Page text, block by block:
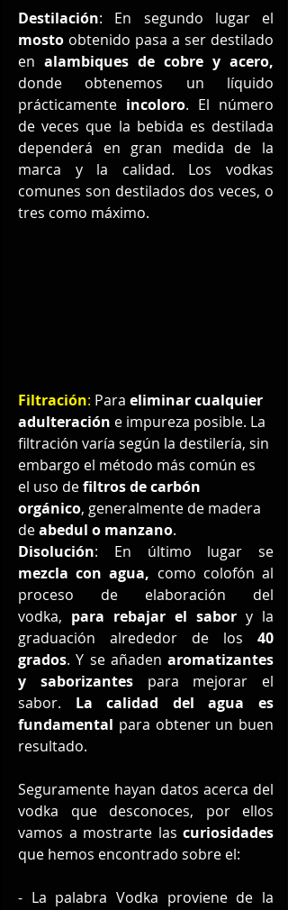
Destilación
mosto obtenido pasa a ser destilado
en alambiques de cobre y acero,
donde obtenemos un líquido
prácticamente incoloro. El número
de veces que la bebida es destilada
dependerá en gran medida de la
marca y la calidad. Los vodkas
comunes son destilados dos veces, o
tres como máximo.
Filtración: Para eliminar cualquier
adulteración e impureza posible. La
filtración varía según la destilería, sin
embargo el método más común es
el uso de filtros de carbón
orgánico, generalmente de madera
de abedul o manzano.
Disolución
mezcla con agua, como colofón al
proceso de elaboración del
vodka, para rebajar el sabor y la
graduación alrededor de los 40
grados. Y se añaden aromatizantes
y saborizantes para mejorar el
sabor. La calidad del agua es
fundamental para obtener un buen
resultado.
Seguramente hayan datos acerca del
vodka que desconoces, por ellos
vamos a mostrarte las curiosidades
que hemos encontrado sobre el:
- La palabra Vodka proviene de la